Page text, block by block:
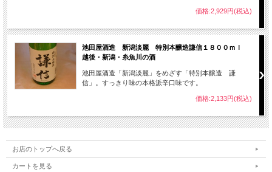
価格:2,929円(税込)
池田屋酒造 新潟淡麗 特別本醸造謙信１８００ｍｌ
越後・新潟・糸魚川の酒
池田屋酒造「新潟淡麗」をめざす「特別本醸造 謙
信」。すっきり味の本格派辛口味です。
価格:2,133円(税込)
お店のトップへ戻る
カートを見る